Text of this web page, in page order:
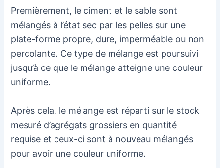
Premièrement, le ciment et le sable sont
mélangés à l’état sec par les pelles sur une
plate-forme propre, dure, imperméable ou non
percolante. Ce type de mélange est poursuivi
jusqu’à ce que le mélange atteigne une couleur
uniforme.
Après cela, le mélange est réparti sur le stock
mesuré d’agrégats grossiers en quantité
requise et ceux-ci sont à nouveau mélangés
pour avoir une couleur uniforme.